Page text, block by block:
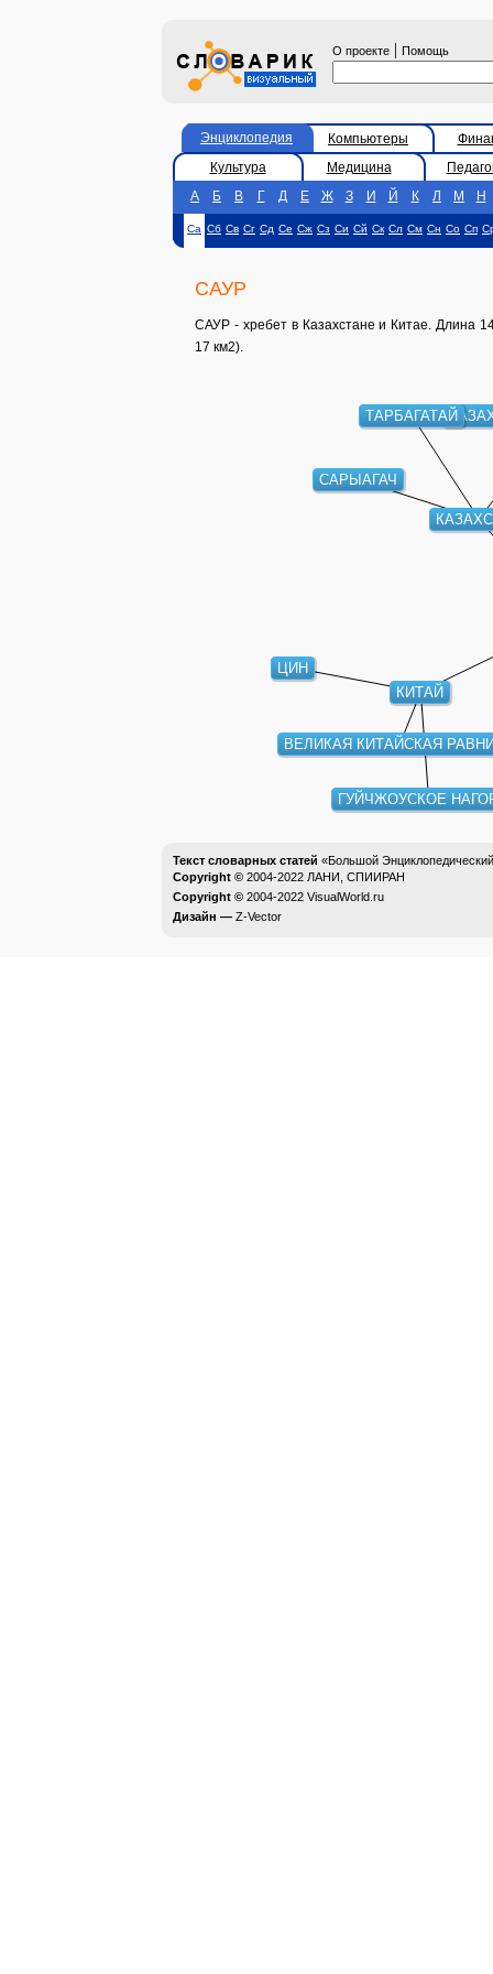
О проекте | Помощь
Энциклопедия Компьютеры
Культура
Медицина
А
Б В Г Д Е Ж З И Й К Л М Н
Са Сб Св Сг Сд Се Сж Сз Си Сй Ск Сл См Сн Со Сп
САУР
САУР - хребет в Казахстане и Китае. Длина
17 км2).
КИТАЙ
САРЫАГАЧ
ТАРБАГАТАЙ
ЦИН
ГУЙЧЖОУСКОЕ
ВЕЛИКАЯ КИТАЙСКАЯ
Текст словарных статей «Большой
Copyright © 2004-2022 ЛАНИ, СПИИРАН
Copyright © 2004-2022 VisualWorld.ru
Дизайн — Z-Vector